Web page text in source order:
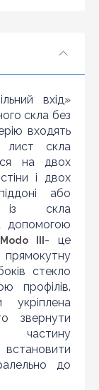
вхід»
скла без
входять
скла
на двох
і двох
або
із скла
допомогою
Modo III - це
прямокутну
стекло
профілів.
укріплена
звернути
частину
до
ви блукаючи
товару
будемо
(за умови,
в
інтернет-